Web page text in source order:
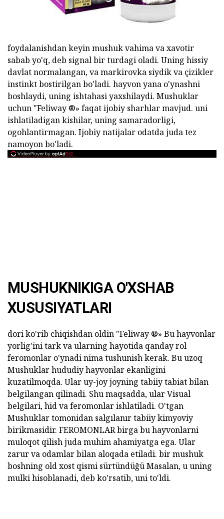
foydalanishdan keyin mushuk vahima va xavotir
sabab yo'q, deb signal bir turdagi oladi. Uning hissiy
davlat normalangan, va markirovka siydik va çizikler
instinkt bostirilgan bo'ladi. hayvon yana o'ynashni
boshlaydi, uning ishtahasi yaxshilaydi. Mushuklar
uchun "Feliway ®» faqat ijobiy sharhlar mavjud. uni
ishlatiladigan kishilar, uning samaradorligi,
ogohlantirmagan. Ijobiy natijalar odatda juda tez
namoyon bo'ladi.
MUSHUKNIKIGA O'XSHAB
XUSUSIYATLARI
dori ko'rib chiqishdan oldin "Feliway ®» Bu hayvonlar
yorlig'ini tark va ularning hayotida qanday rol
feromonlar o'ynadi nima tushunish kerak. Bu uzoq
Mushuklar hududiy hayvonlar ekanligini
kuzatilmoqda. Ular uy-joy joyning tabiiy tabiat bilan
belgilangan qilinadi. Shu maqsadda, ular Visual
belgilari, hid va feromonlar ishlatiladi. O'tgan
Mushuklar tomonidan salgılanır tabiiy kimyoviy
birikmasidir. FEROMONLAR birga bu hayvonlarni
muloqot qilish juda muhim ahamiyatga ega. Ular
zarur va odamlar bilan aloqada etiladi. bir mushuk
boshning old xost qismi sürtündüğü Masalan, u uning
mulki hisoblanadi, deb ko'rsatib, uni to'ldi.